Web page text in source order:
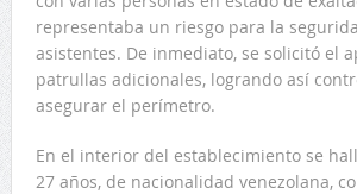
representaba un riesgo para la
asistentes. De inmediato, se solicitó el
patrullas adicionales, logrando así
asegurar el perímetro.
En el interior del establecimiento se
27 años, de nacionalidad venezolana,